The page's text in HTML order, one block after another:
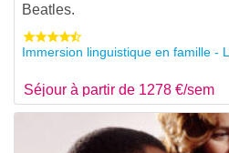
Beatles.
Immersion linguistique en famille -
Séjour à partir de 1278 €/sem